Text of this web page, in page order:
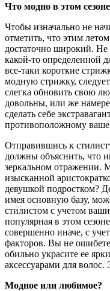
Что модно в этом
Чтобы изначально не
отметить, что этим
достаточно широкий. Не
какой-то определенной
все-таки короткие
модную стрижку,
слегка обновить свою
довольны, или же
сделать себе
противоположному
Отправившись к
должны объяснить, что
зеркальном отражении.
изысканной
девушкой подростком?
имея основную базу,
стилистом с учетом
популярная в этом
совершенно иначе, с
факторов. Вы не
обильно украсите ее
аксессуарами для
Модное или любимое?